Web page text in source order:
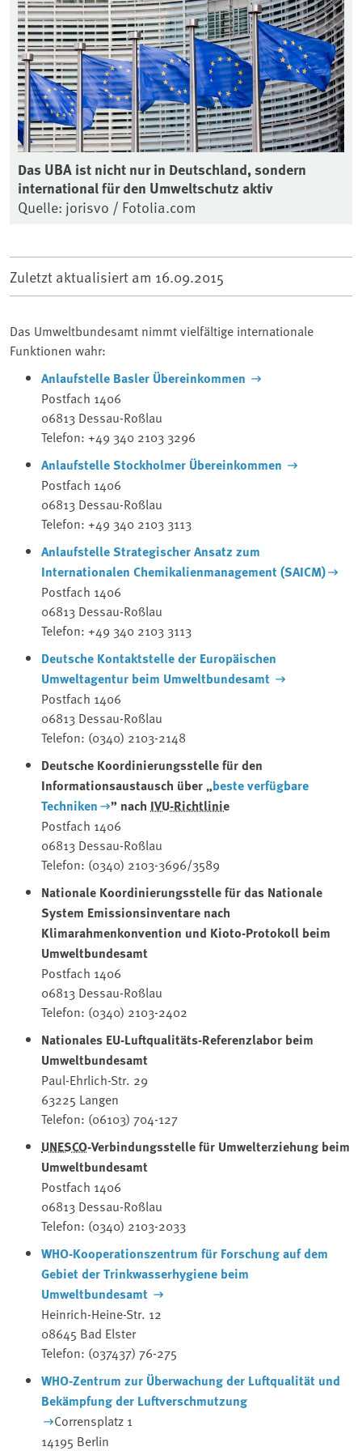
Das UBA ist nicht nur in Deutschland, sondern
international für den Umweltschutz aktiv
Quelle: jorisvo / Fotolia.com
Zuletzt aktualisiert am 16.09.2015
Das Umweltbundesamt nimmt vielfältige internationale
Funktionen wahr:
Anlaufstelle Basler Übereinkommen
Postfach 1406
06813 Dessau-Roßlau
Telefon: +49 340 2103 3296
Anlaufstelle Stockholmer Übereinkommen
Postfach 1406
06813 Dessau-Roßlau
Telefon: +49 340 2103 3113
Anlaufstelle Strategischer Ansatz zum
Internationalen Chemikalienmanagement (SAICM)
Postfach 1406
06813 Dessau-Roßlau
Telefon: +49 340 2103 3113
Deutsche Kontaktstelle der Europäischen
Umweltagentur beim Umweltbundesamt
Postfach 1406
06813 Dessau-Roßlau
Telefon: (0340) 2103-2148
Deutsche Koordinierungsstelle für den
Informationsaustausch über „beste verfügbare
Techniken
” nach IVU-Richtlinie
Postfach 1406
06813 Dessau-Roßlau
Telefon: (0340) 2103-3696/3589
Nationale Koordinierungsstelle für das Nationale
System Emissionsinventare nach
Klimarahmenkonvention und Kioto-Protokoll beim
Umweltbundesamt
Postfach 1406
06813 Dessau-Roßlau
Telefon: (0340) 2103-2402
Nationales EU-Luftqualitäts-Referenzlabor beim
Umweltbundesamt
Paul-Ehrlich-Str. 29
63225 Langen
Telefon: (06103) 704-127
UNESCO-Verbindungsstelle für Umwelterziehung beim
Umweltbundesamt
Postfach 1406
06813 Dessau-Roßlau
Telefon: (0340) 2103-2033
WHO-Kooperationszentrum für Forschung auf dem
Gebiet der Trinkwasserhygiene beim
Umweltbundesamt
Heinrich-Heine-Str. 12
08645 Bad Elster
Telefon: (037437) 76-275
WHO-Zentrum zur Überwachung der Luftqualität und
Bekämpfung der Luftverschmutzung
Corrensplatz 1
14195 Berlin